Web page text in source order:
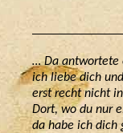
… Da antwortete
ich liebe dich
erst recht nicht
Dort, wo du nur
da habe ich dich